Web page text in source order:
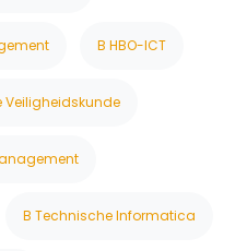
B HBO-ICT
Veiligheidskunde
B Technische Informatica